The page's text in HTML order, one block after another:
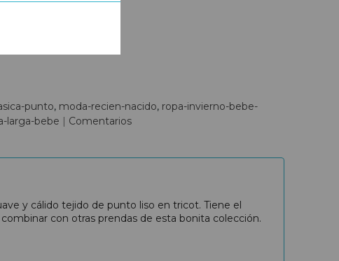
punto moda-recien-nacido ropa-invierno-bebe-
larga-bebe | Comentarios
y cálido tejido de punto liso en tricot. Tiene el
con otras prendas de esta bonita colección.